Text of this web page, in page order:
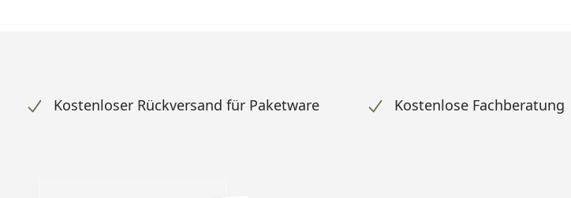
Kostenloser Rückversand für Paketware Kostenlose Fachberatung